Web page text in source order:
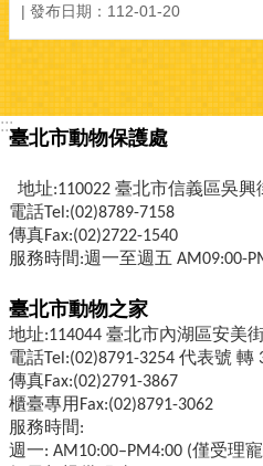
發布日期：112-01-20
:::
臺北市動
地址:110022 臺北市信義區吳興
電話Tel:(02)8789-7158
傳真Fax:(02)2722-1540
服務時間:週一至週五 AM09:00-
臺北市動物之家
地址:114044 臺北市內湖區安美
電話Tel:(02)8791-3254 代表號 轉
傳真Fax:(02)2791-3867
櫃臺專用Fax:(02)8791-3062
服務時間:
週一: AM10:00–PM4:00 (僅受理